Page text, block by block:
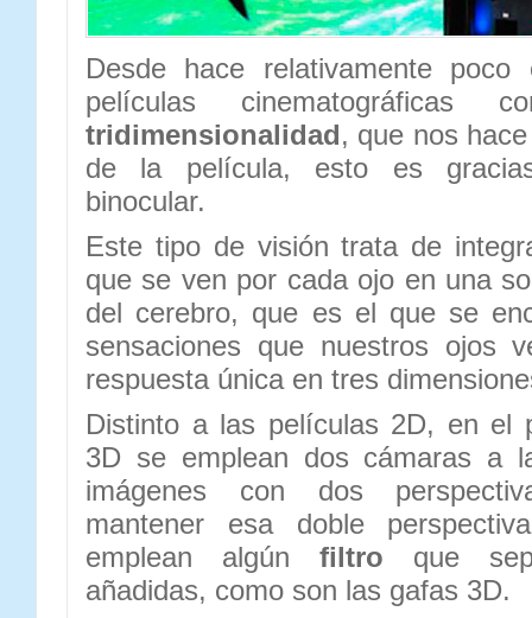
Desde hace relativamente poco
películas cinematográficas
tridimensionalidad, que nos
de la película, esto es
binocular.
Este tipo de visión trata de
que se ven por cada ojo en una
del cerebro, que es el que se
sensaciones que nuestros ojos
respuesta única en tres
Distinto a las películas 2D, en el
3D se emplean dos cámaras a
imágenes con dos
mantener esa doble
emplean algún filtro que
añadidas, como son las gafas 3D.